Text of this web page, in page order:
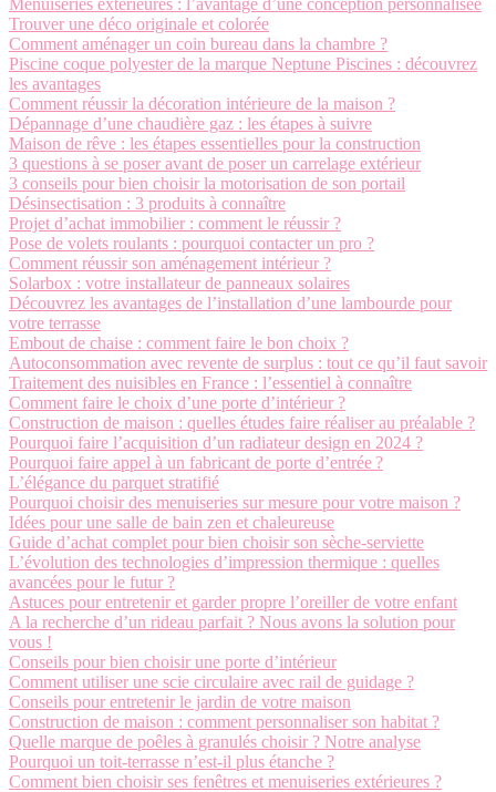
Menuiseries extérieures : l’avantage d’une conception personnalisée
Trouver une déco originale et colorée
Comment aménager un coin bureau dans la chambre ?
Piscine coque polyester de la marque Neptune Piscines : découvrez
les avantages
Comment réussir la décoration intérieure de la maison ?
Dépannage d’une chaudière gaz : les étapes à suivre
Maison de rêve : les étapes essentielles pour la construction
3 questions à se poser avant de poser un carrelage extérieur
3 conseils pour bien choisir la motorisation de son portail
Désinsectisation : 3 produits à connaître
Projet d’achat immobilier : comment le réussir ?
Pose de volets roulants : pourquoi contacter un pro ?
Comment réussir son aménagement intérieur ?
Solarbox : votre installateur de panneaux solaires
Découvrez les avantages de l’installation d’une lambourde pour
votre terrasse
Embout de chaise : comment faire le bon choix ?
Autoconsommation avec revente de surplus : tout ce qu’il faut savoir
Traitement des nuisibles en France : l’essentiel à connaître
Comment faire le choix d’une porte d’intérieur ?
Construction de maison : quelles études faire réaliser au préalable ?
Pourquoi faire l’acquisition d’un radiateur design en 2024 ?
Pourquoi faire appel à un fabricant de porte d’entrée ?
L’élégance du parquet stratifié
Pourquoi choisir des menuiseries sur mesure pour votre maison ?
Idées pour une salle de bain zen et chaleureuse
Guide d’achat complet pour bien choisir son sèche-serviette
L’évolution des technologies d’impression thermique : quelles
avancées pour le futur ?
Astuces pour entretenir et garder propre l’oreiller de votre enfant
A la recherche d’un rideau parfait ? Nous avons la solution pour
vous !
Conseils pour bien choisir une porte d’intérieur
Comment utiliser une scie circulaire avec rail de guidage ?
Conseils pour entretenir le jardin de votre maison
Construction de maison : comment personnaliser son habitat ?
Quelle marque de poêles à granulés choisir ? Notre analyse
Pourquoi un toit-terrasse n’est-il plus étanche ?
Comment bien choisir ses fenêtres et menuiseries extérieures ?